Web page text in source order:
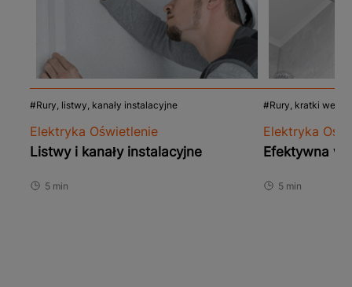
Rury, listwy, kanały instalacyjne
Elektryka Oświetlenie
Listwy i kanały instalacyjne
5 min
Rury, kratki
Elektryka
Efektywna
5 min